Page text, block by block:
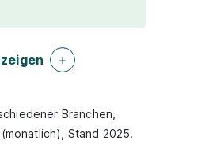
Branchen,
Stand 2025.